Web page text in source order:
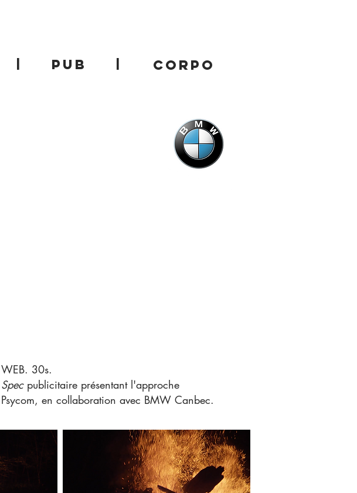
PUB CORPO
WEB. 30s.
Specpublicitaire présentant l'approche
Psycom, en collaboration avec BMW Canbec.